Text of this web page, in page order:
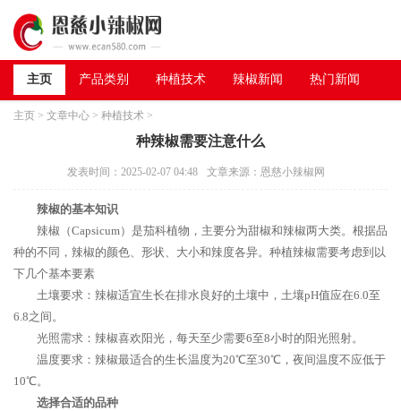
主页 产品类别 种植技术 辣椒新闻 热门新闻
主页 > 文章中心 > 种植技术 >
种辣椒需要注意什么
发表时间：2025-02-07 04:48 文章来源：恩慈小辣椒网
辣椒的基本知识
辣椒（Capsicum）是茄科植物，主要分为甜椒和辣椒两大类。根据品
种的不同，辣椒的颜色、形状、大小和辣度各异。种植辣椒需要考虑到以
下几个基本要素
土壤要求：辣椒适宜生长在排水良好的土壤中，土壤pH值应在6.0至
6.8之间。
光照需求：辣椒喜欢阳光，每天至少需要6至8小时的阳光照射。
温度要求：辣椒最适合的生长温度为20℃至30℃，夜间温度不应低于
10℃。
选择合适的品种